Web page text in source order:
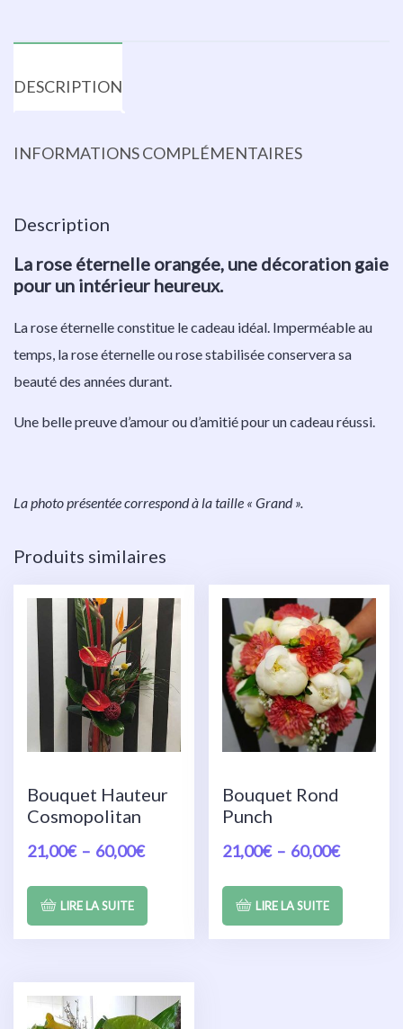
DESCRIPTION
INFORMATIONS COMPLÉMENTAIRES
Description
La rose éternelle orangée, une décoration gaie
pour un intérieur heureux.
La rose éternelle constitue le cadeau idéal. Imperméable au
temps, la rose éternelle ou rose stabilisée conservera sa
beauté des années durant.
Une belle preuve d’amour ou d’amitié pour un cadeau réussi.
La photo présentée correspond à la taille « Grand ».
Produits similaires
Bouquet Hauteur
Cosmopolitan
21,00€ – 60,00€
LIRE LA SUITE
Bouquet Rond
Punch
21,00€ – 60,00€
LIRE LA SUITE